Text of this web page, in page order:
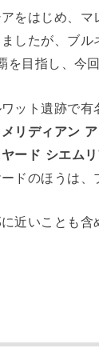
をはじめ、
したが、ブル
を目指し、今
ット遺跡で
リディアン
ヤード シエム
ドのほうは
近いことも含